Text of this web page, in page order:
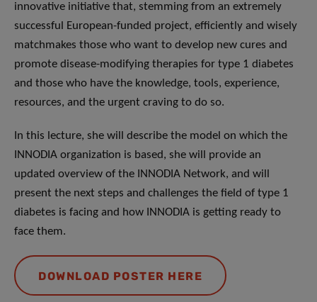
innovative initiative that, stemming from an extremely
successful European-funded project, efficiently and wisely
matchmakes those who want to develop new cures and
promote disease-modifying therapies for type 1 diabetes
and those who have the knowledge, tools, experience,
resources, and the urgent craving to do so.
In this lecture, she will describe the model on which the
INNODIA organization is based, she will provide an
updated overview of the INNODIA Network, and will
present the next steps and challenges the field of type 1
diabetes is facing and how INNODIA is getting ready to
face them.
DOWNLOAD POSTER HERE